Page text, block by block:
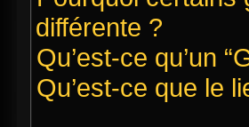
différente ?
Qu’est-ce qu’un
Qu’est-ce que le